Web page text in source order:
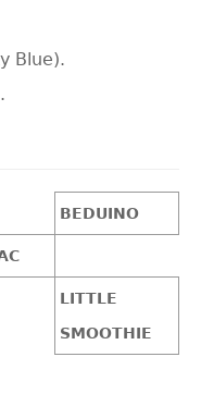
Blue).
BEDUINO
LITTLE
SMOOTHIE